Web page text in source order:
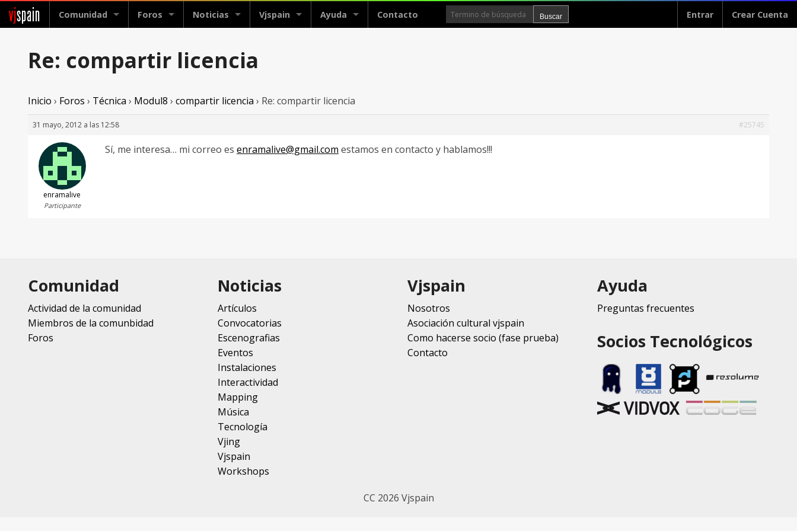
vjspain Comunidad Foros Noticias Vjspain Ayuda Contacto Entrar Crear Cuenta
Re: compartir licencia
Inicio › Foros › Técnica › Modul8 › compartir licencia › Re: compartir licencia
31 mayo, 2012 a las 12:58 #25745
enramalive
Participante
Sí, me interesa… mi correo es enramalive@gmail.com estamos en contacto y hablamos!!!
Comunidad
Actividad de la comunidad
Miembros de la comunbidad
Foros
Noticias
Artículos
Convocatorias
Escenografias
Eventos
Instalaciones
Interactividad
Mapping
Música
Tecnología
Vjing
Vjspain
Workshops
Vjspain
Nosotros
Asociación cultural vjspain
Como hacerse socio (fase prueba)
Contacto
Ayuda
Preguntas frecuentes
Socios Tecnológicos
CC 2026 Vjspain